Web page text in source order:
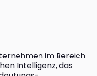
im Bereich
Intelligenz, das